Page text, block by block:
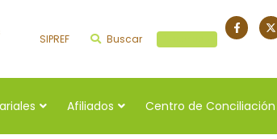
SIPREF Buscar
Afiliados Centro de Conciliación